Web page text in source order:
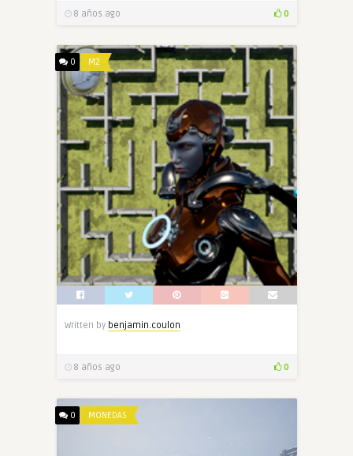
8 años ago 0
0 M2
Written by benjamin.coulon
8 años ago 0
0 MONEDAS